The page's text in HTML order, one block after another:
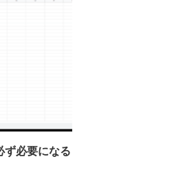
ず必要になる